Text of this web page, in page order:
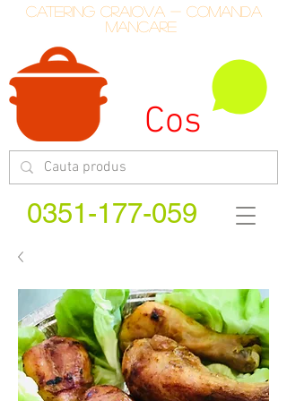
Cos
catering craiova - comanda
mancare
0351-177-059